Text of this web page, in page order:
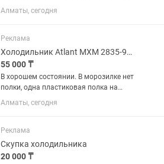
продажи закрытия магазина. Восток
85см ширина 150 см глубина 70 см
Алматы, сегодня
Реклама
Холодильник Atlant МХМ 2835-90 белый
55 000 ₸
В хорошем состоянии. В морозилке нет
полки, одна пластиковая полка на
дверце сломана. В эксплуатации 2
года. Технические
х 60 х 64.5 см.Общий объем: 280
литров...
Алматы, сегодня
Реклама
Скупка холодильника
20 000 ₸